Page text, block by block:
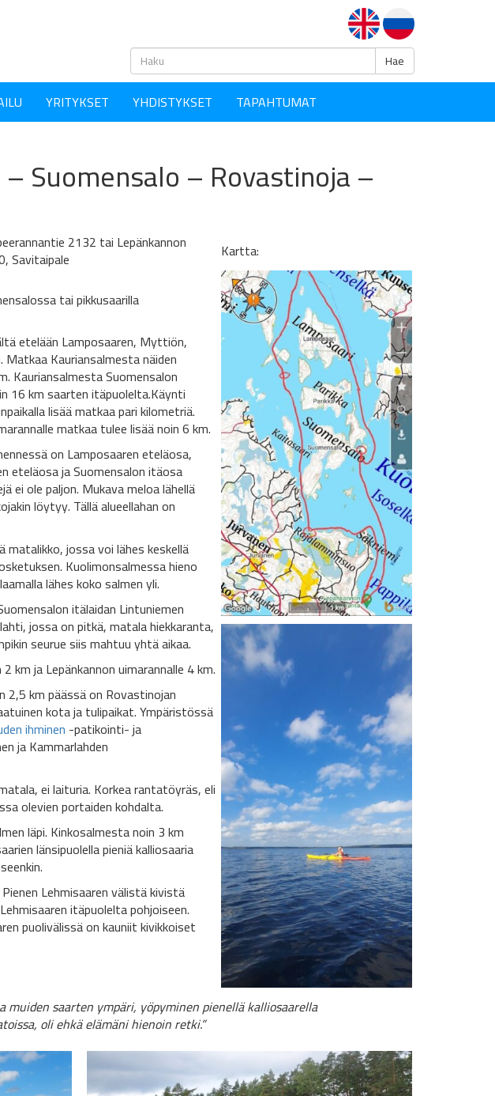
Haku
Hae
YRITYKSET YHDISTYKSET TAPAHTUMAT
Suomensalo – Rovastinoja –
2132 tai Lepänkannon
Savitaipale
Kartta:
tai pikkusaarilla
etelään Lamposaaren, Myttiön,
Matkaa Kauriansalmesta näiden
Kauriansalmesta Suomensalon
16 km saarten itäpuolelta.Käynti
lisää matkaa pari kilometriä.
matkaa tulee lisää noin 6 km.
on Lamposaaren eteläosa,
eteläosa ja Suomensalon itäosa
ei ole paljon. Mukava meloa lähellä
löytyy. Tällä alueellahan on
matalikko, jossa voi lähes keskellä
Kuolimonsalmessa hieno
lähes koko salmen yli.
itälaidan Lintuniemen
jossa on pitkä, matala hiekkaranta,
seurue siis mahtuu yhtä aikaa.
km ja Lepänkannon uimarannalle 4 km.
2,5 km päässä on Rovastinojan
kota ja tulipaikat. Ympäristössä
ihminen -patikointi- ja
ja Kammarlahden
ei laituria. Korkea rantatöyräs, eli
olevien portaiden kohdalta.
läpi. Kinkosalmesta noin 3 km
länsipuolella pieniä kalliosaaria
Lehmisaaren välistä kivistä
itäpuolelta pohjoiseen.
puolivälissä on kauniit kivikkoiset
muiden saarten ympäri, yöpyminen pienellä kalliosaarella
oli ehkä elämäni hienoin retki.”